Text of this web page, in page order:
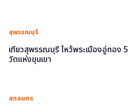
สุพรรณบุรี
เที่ยวสุพรรณบุรี ไหว้พระเมืองอู่ทอง 5
วัดแห่งขุนเขา
สกลนคร